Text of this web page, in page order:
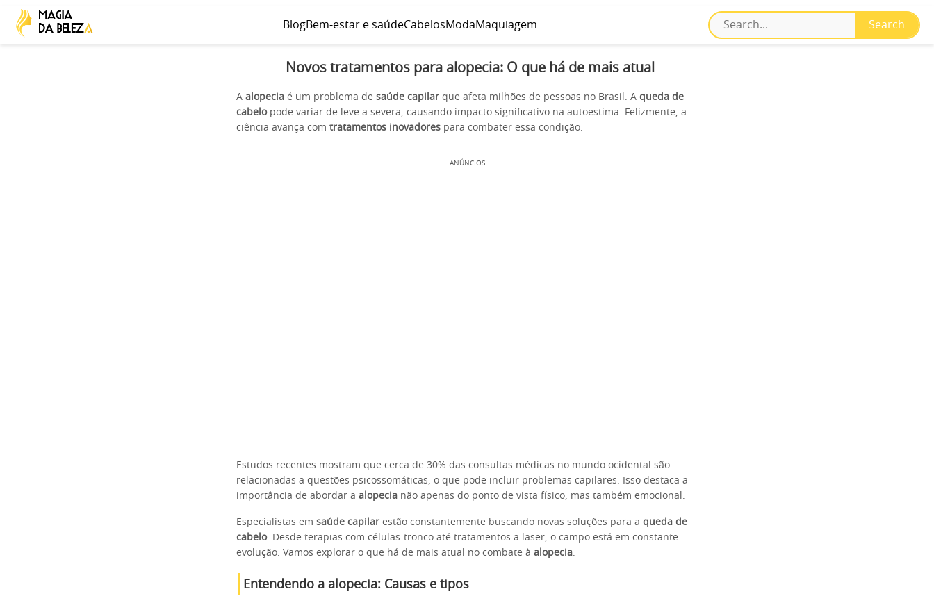
BlogBem-estar e saúdeCabelosModaMaquiagem
Novos tratamentos para alopecia: O que há de mais atual
A alopecia é um problema de saúde capilar que afeta milhões de pessoas no Brasil. A queda de
cabelopode variar de leve a severa, causando impacto significativo na autoestima. Felizmente, a
ciência avança com tratamentos inovadores para combater essa condição.
ANÚNCIOS
Estudos recentes mostram que cerca de 30% das consultas médicas no mundo ocidental são
relacionadas a questões psicossomáticas, o que pode incluir problemas capilares. Isso destaca a
importância de abordar a alopecia não apenas do ponto de vista físico, mas também emocional.
Especialistas em saúde capilar estão constantemente buscando novas soluções para a queda de
cabelo. Desde terapias com células-tronco até tratamentos a laser, o campo está em constante
evolução. Vamos explorar o que há de mais atual no combate à alopecia.
Entendendo a alopecia: Causas e tipos